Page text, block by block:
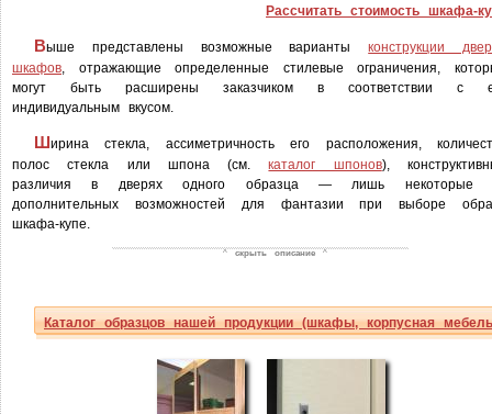
Рассчитать стоимость шкафа-
Выше представлены возможные вариантыконструкции
шкафов , отражающие определенные стилевые ограничения,
могут быть расширены заказчиком в соответствии с
индивидуальным вкусом.
Ширина стекла, ассиметричность его расположения,
полос стекла или шпона (см.каталог шпонов),
различия в дверях одного образца — лишь некоторые
дополнительных возможностей для фантазии при выборе
шкафа-купе.
^скрыть описание^
Каталог образцов нашей продукции (шкафы, корпусная